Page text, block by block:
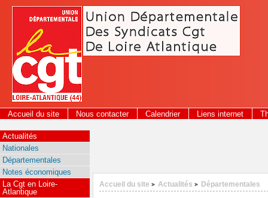
Panneau de gestion des cookies
Accueil du site Nous contacter Calendrier Liens internet
2026
Accueil du site > Actualités > Départementales
Actualités
Nationales
Départementales
Notes économiques
La Cgt en Loire-
Atlantique